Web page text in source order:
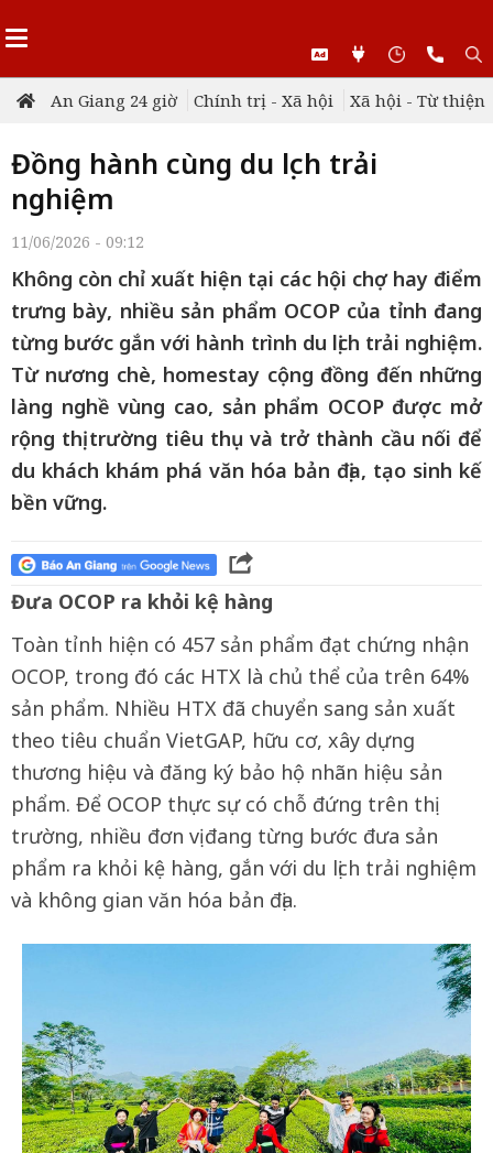
An Giang 24 giờ Chính trị - Xã hội Xã hội - Từ thiện
Đồng hành cùng du lịch trải
nghiệm
11/06/2026 - 09:12
Không còn chỉ xuất hiện tại các hội chợ hay điểm
trưng bày, nhiều sản phẩm OCOP của tỉnh đang
từng bước gắn với hành trình du lịch trải nghiệm.
Từ nương chè, homestay cộng đồng đến những
làng nghề vùng cao, sản phẩm OCOP được mở
rộng thị trường tiêu thụ và trở thành cầu nối để
du khách khám phá văn hóa bản địa, tạo sinh kế
bền vững.
Đưa OCOP ra khỏi kệ hàng
Toàn tỉnh hiện có 457 sản phẩm đạt chứng nhận
OCOP, trong đó các HTX là chủ thể của trên 64%
sản phẩm. Nhiều HTX đã chuyển sang sản xuất
theo tiêu chuẩn VietGAP, hữu cơ, xây dựng
thương hiệu và đăng ký bảo hộ nhãn hiệu sản
phẩm. Để OCOP thực sự có chỗ đứng trên thị
trường, nhiều đơn vị đang từng bước đưa sản
phẩm ra khỏi kệ hàng, gắn với du lịch trải nghiệm
và không gian văn hóa bản địa.